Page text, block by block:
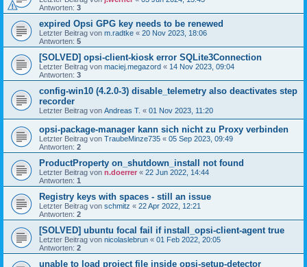
Antworten: 3
expired Opsi GPG key needs to be renewed
Letzter Beitrag von m.radtke « 20 Nov 2023, 18:06
Antworten: 5
[SOLVED] opsi-client-kiosk error SQLite3Connection
Letzter Beitrag von maciej.megazord « 14 Nov 2023, 09:04
Antworten: 3
config-win10 (4.2.0-3) disable_telemetry also deactivates step
recorder
Letzter Beitrag von Andreas T. « 01 Nov 2023, 11:20
opsi-package-manager kann sich nicht zu Proxy verbinden
Letzter Beitrag von TraubeMinze735 « 05 Sep 2023, 09:49
Antworten: 2
ProductProperty on_shutdown_install not found
Letzter Beitrag von n.doerrer « 22 Jun 2022, 14:44
Antworten: 1
Registry keys with spaces - still an issue
Letzter Beitrag von schmitz « 22 Apr 2022, 12:21
Antworten: 2
[SOLVED] ubuntu focal fail if install_opsi-client-agent true
Letzter Beitrag von nicolaslebrun « 01 Feb 2022, 20:05
Antworten: 2
unable to load project file inside opsi-setup-detector